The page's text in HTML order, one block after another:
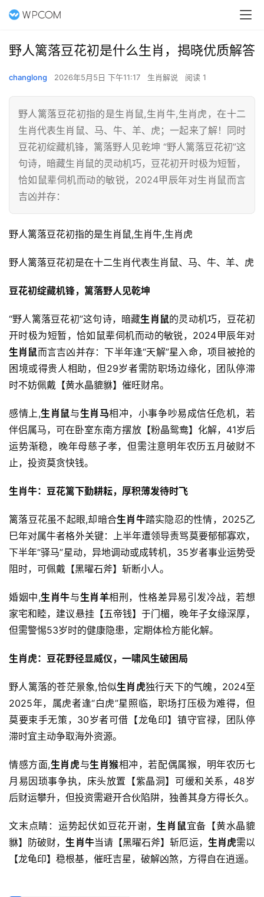
野人篱落豆花初是什么生肖，揭晓优质解答
changlong 2026年5月5日 下午11:17 生肖解说 阅读 1
野人篱落豆花初指的是生肖鼠,生肖牛,生肖虎，在十二
生肖代表生肖鼠、马、牛、羊、虎；一起来了解！同时
豆花初绽藏机锋，篱落野人见乾坤 “野人篱落豆花初”这
句诗，暗藏生肖鼠的灵动机巧，豆花初开时极为短暂，
恰如鼠辈伺机而动的敏锐，2024甲辰年对生肖鼠而言
吉凶并存：
野人篱落豆花初指的是生肖鼠,生肖牛,生肖虎
野人篱落豆花初是在十二生肖代表生肖鼠、马、牛、羊、虎
豆花初绽藏机锋，篱落野人见乾坤
“野人篱落豆花初”这句诗，暗藏生肖鼠的灵动机巧，豆花初
开时极为短暂，恰如鼠辈伺机而动的敏锐，2024甲辰年对
生肖鼠而言吉凶并存：下半年逢“天解”星入命，项目被抢的
困境或得贵人相助，但29岁者需防职场边缘化，团队停滞
时不妨佩戴【黄水晶貔貅】催旺财帛。
感情上,生肖鼠与生肖马相冲，小事争吵易成信任危机，若
伴侣属马，可在卧室东南方摆放【粉晶鸳鸯】化解，41岁后
运势渐稳，晚年母慈子孝，但需注意明年农历五月破财不
止，投资莫贪快钱。
生肖牛：豆花篱下勤耕耘，厚积薄发待时飞
篱落豆花虽不起眼,却暗合生肖牛踏实隐忍的性情，2025乙
巳年对属牛者格外关键：上半年遭领导责骂莫要郁郁寡欢，
下半年“驿马”星动，异地调动或成转机，35岁者事业运势受
阻时，可佩戴【黑曜石斧】斩断小人。
婚姻中,生肖牛与生肖羊相刑，性格差异易引发冷战，若想
家宅和睦，建议悬挂【五帝钱】于门楣，晚年子女缘深厚，
但需警惕53岁时的健康隐患，定期体检方能化解。
生肖虎：豆花野径显威仪，一啸风生破困局
野人篱落的苍茫景象,恰似生肖虎独行天下的气魄，2024至
2025年，属虎者逢“白虎”星照临，职场打压极为难得，但
莫要束手无策，30岁者可借【龙龟印】镇守官禄，团队停
滞时宜主动争取海外资源。
情感方面,生肖虎与生肖猴相冲，若配偶属猴，明年农历七
月易因琐事争执，床头放置【紫晶洞】可缓和关系，48岁
后财运攀升，但投资需避开合伙陷阱，独善其身方得长久。
文末点睛：运势起伏如豆花开谢，生肖鼠宜备【黄水晶貔
貅】防破财，生肖牛当请【黑曜石斧】斩厄运， 生肖虎需以
【龙龟印】稳根基，催旺吉星，破解凶煞，方得自在逍遥。